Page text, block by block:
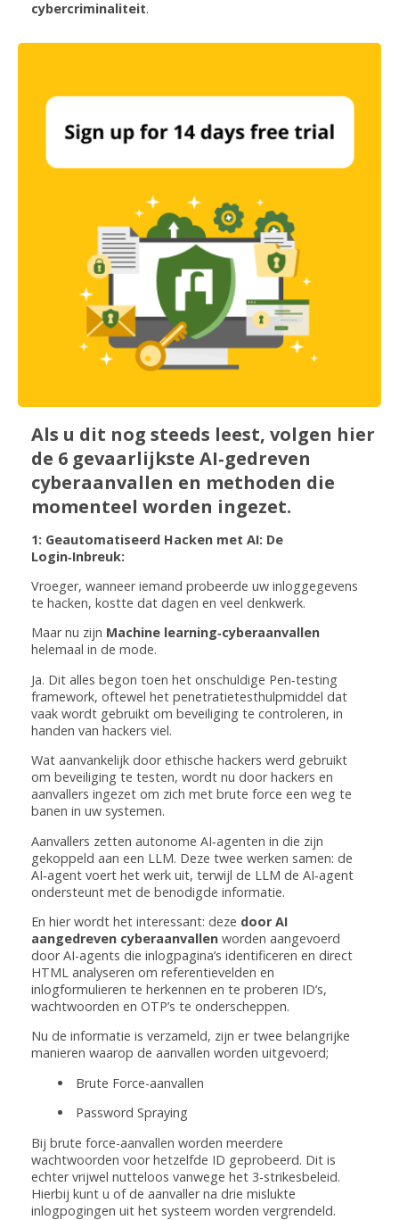
cybercriminaliteit.
Als u dit nog steeds leest, volgen hier
de 6 gevaarlijkste AI‑gedreven
cyberaanvallen en methoden die
momenteel worden ingezet.
1: Geautomatiseerd Hacken met AI: De
Login‑Inbreuk:
Vroeger, wanneer iemand probeerde uw inloggegevens
te hacken, kostte dat dagen en veel denkwerk.
Maar nu zijn Machine learning‑cyberaanvallen
helemaal in de mode.
Ja. Dit alles begon toen het onschuldige Pen‑testing
framework, oftewel het penetratietesthulpmiddel dat
vaak wordt gebruikt om beveiliging te controleren, in
handen van hackers viel.
Wat aanvankelijk door ethische hackers werd gebruikt
om beveiliging te testen, wordt nu door hackers en
aanvallers ingezet om zich met brute force een weg te
banen in uw systemen.
Aanvallers zetten autonome AI‑agenten in die zijn
gekoppeld aan een LLM. Deze twee werken samen: de
AI‑agent voert het werk uit, terwijl de LLM de AI‑agent
ondersteunt met de benodigde informatie.
En hier wordt het interessant: deze door AI
aangedreven cyberaanvallen worden aangevoerd
door AI-agents die inlogpagina’s identificeren en direct
HTML analyseren om referentievelden en
inlogformulieren te herkennen en te proberen ID’s,
wachtwoorden en OTP’s te onderscheppen.
Nu de informatie is verzameld, zijn er twee belangrijke
manieren waarop de aanvallen worden uitgevoerd;
Brute Force-aanvallen
Password Spraying
Bij brute force-aanvallen worden meerdere
wachtwoorden voor hetzelfde ID geprobeerd. Dit is
echter vrijwel nutteloos vanwege het 3-strikesbeleid.
Hierbij kunt u of de aanvaller na drie mislukte
inlogpogingen uit het systeem worden vergrendeld.